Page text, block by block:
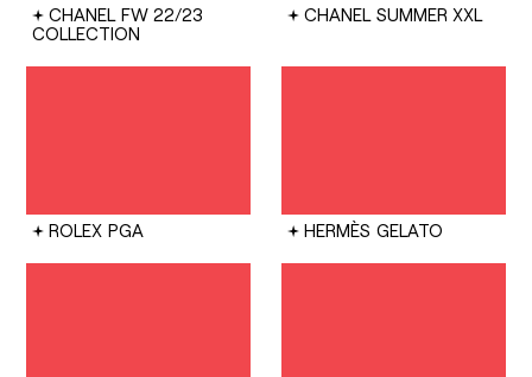
CHANEL FW 22/23
COLLECTION
CHANEL SUMMER XXL
ROLEX PGA HERMÈS GELATO